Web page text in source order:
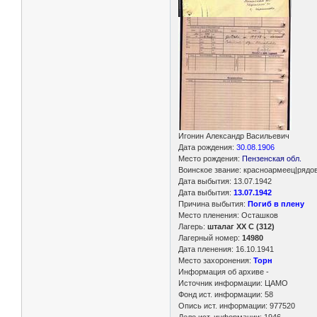
Игонин Александр Васильевич
Дата рождения:30.08.1906
Место рождения:Пензенская обл.
Воинское звание:
Дата выбытия: 13.07.1942
Дата выбытия:13.07.1942
Причина выбытия: Погиб в плену
Место пленения: Осташков
Лагерь:шталаг XX C (312)
Лагерный номер: 14980
Дата пленения: 16.10.1941
Место захоронения:Торн
Информация об архиве -
Источник информации: ЦАМО
Фонд ист. информации: 58
Опись ист. информации: 977520